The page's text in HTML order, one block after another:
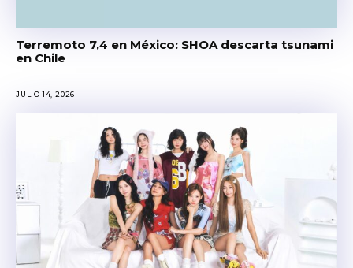
Terremoto 7,4 en México: SHOA descarta tsunami
en Chile
JULIO 14, 2026